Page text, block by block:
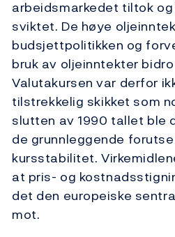
arbeidsmarkedet tiltok
sviktet. De høye
budsjettpolitikken og
bruk av oljeinntekter
Valutakursen var derfor
tilstrekkelig skikket som
slutten av 1990 tallet ble
de grunnleggende
kursstabilitet.
at pris- og
det den europeiske
mot.